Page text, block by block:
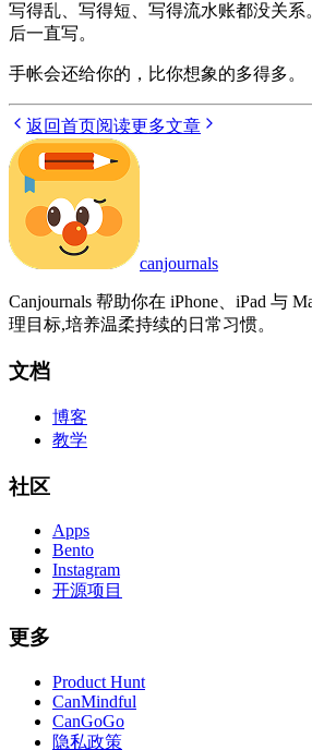
写得乱、写得短、写得流水账都没关系
后一直写。
手帐会还给你的，比你想象的多得多。
返回首页阅读更多文章
canjournals
Canjournals 帮助你在 iPhone、iPad 与
理目标,培养温柔持续的日常习惯。
文档
博客
教学
社区
Apps
Bento
Instagram
开源项目
更多
Product Hunt
CanMindful
CanGoGo
隐私政策